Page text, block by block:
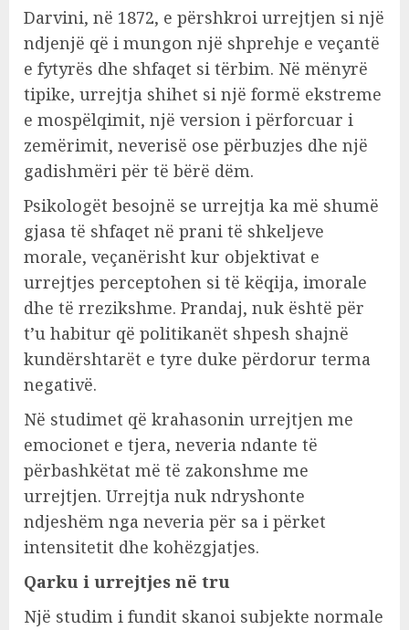
Darvini, në 1872, e përshkroi urrejtjen si një
ndjenjë që i mungon një shprehje e veçantë
e fytyrës dhe shfaqet si tërbim. Në mënyrë
tipike, urrejtja shihet si një formë ekstreme
e mospëlqimit, një version i përforcuar i
zemërimit, neverisë ose përbuzjes dhe një
gadishmëri për të bërë dëm.
Psikologët besojnë se urrejtja ka më shumë
gjasa të shfaqet në prani të shkeljeve
morale, veçanërisht kur objektivat e
urrejtjes perceptohen si të këqija, imorale
dhe të rrezikshme. Prandaj, nuk është për
t’u habitur që politikanët shpesh shajnë
kundërshtarët e tyre duke përdorur terma
negativë.
Në studimet që krahasonin urrejtjen me
emocionet e tjera, neveria ndante të
përbashkëtat më të zakonshme me
urrejtjen. Urrejtja nuk ndryshonte
ndjeshëm nga neveria për sa i përket
intensitetit dhe kohëzgjatjes.
Qarku i urrejtjes në tru
Një studim i fundit skanoi subjekte normale